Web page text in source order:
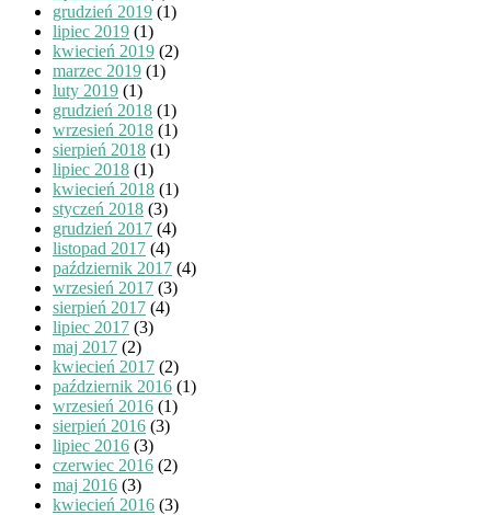
grudzień 2019 (1)
lipiec 2019 (1)
kwiecień 2019 (2)
marzec 2019 (1)
luty 2019 (1)
grudzień 2018 (1)
wrzesień 2018 (1)
sierpień 2018 (1)
lipiec 2018 (1)
kwiecień 2018 (1)
styczeń 2018 (3)
grudzień 2017 (4)
listopad 2017 (4)
październik 2017 (4)
wrzesień 2017 (3)
sierpień 2017 (4)
lipiec 2017 (3)
maj 2017 (2)
kwiecień 2017 (2)
październik 2016 (1)
wrzesień 2016 (1)
sierpień 2016 (3)
lipiec 2016 (3)
czerwiec 2016 (2)
maj 2016 (3)
kwiecień 2016 (3)